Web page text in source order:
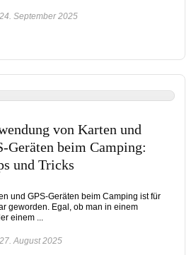
24. September 2025
von Karten und
Geräten beim Camping:
und Tricks
und GPS-Geräten beim Camping ist für
geworden. Egal, ob man in einem
einem ...
27. August 2025